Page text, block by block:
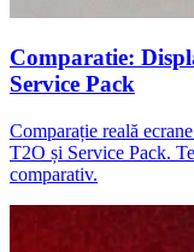
Comparatie:
Service Pack
Comparație reală
T2O și Service Pack.
comparativ.